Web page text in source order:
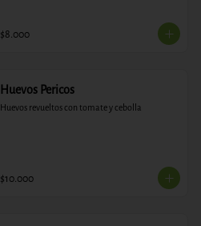
$8.000
Huevos Pericos
Huevos revueltos con tomate y cebolla
$10.000